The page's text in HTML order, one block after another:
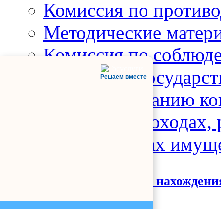
Комиссия по
Методические
Комиссия по
поведению
и урегулированию
Сведения о
обязательствах
Сведения о местах
Решаем вместе